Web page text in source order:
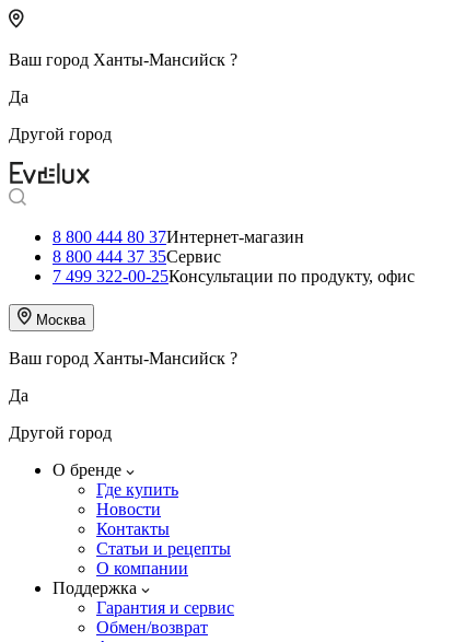
Ваш город Ханты-Мансийск ?
Да
Другой город
8 800 444 80 37Интернет-магазин
8 800 444 37 35Сервис
7 499 322-00-25Консультации по продукту, офис
Москва
Ваш город Ханты-Мансийск ?
Да
Другой город
О бренде
Где купить
Новости
Контакты
Статьи и рецепты
О компании
Поддержка
Гарантия и сервис
Обмен/возврат